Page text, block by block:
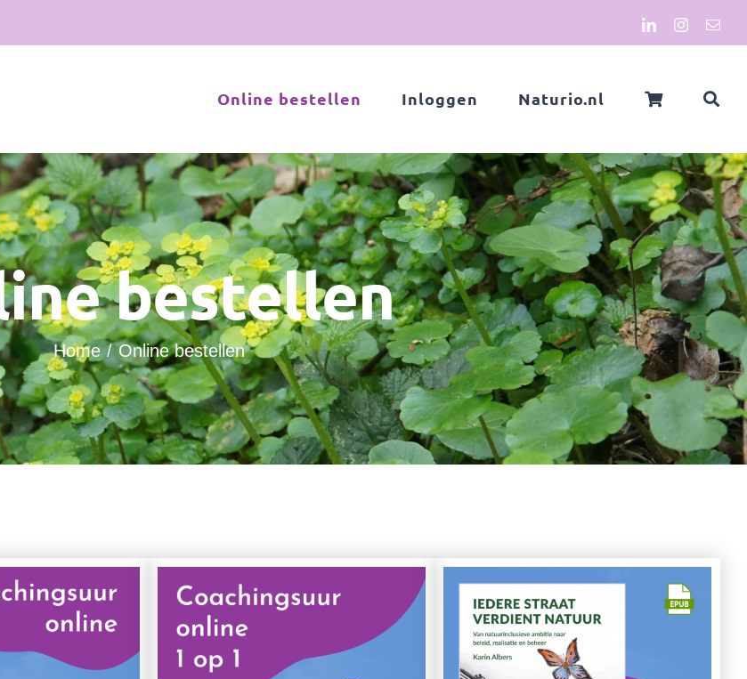
LinkedInInstagram
E-
Online bestellen Inloggen Naturio.nl
bestellen
Home Online bestellen